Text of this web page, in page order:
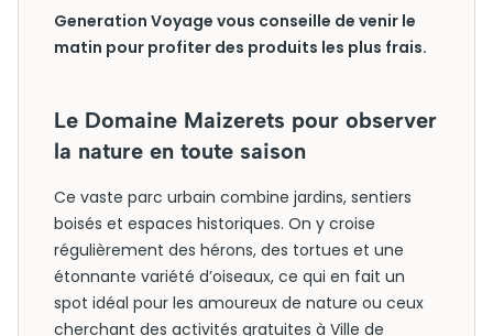
Generation Voyage vous conseille de venir le
matin pour profiter des produits les plus frais.
Le Domaine Maizerets pour observer
la nature en toute saison
Ce vaste parc urbain combine jardins, sentiers
boisés et espaces historiques. On y croise
régulièrement des hérons, des tortues et une
étonnante variété d’oiseaux, ce qui en fait un
spot idéal pour les amoureux de nature ou ceux
cherchant des activités gratuites à Ville de